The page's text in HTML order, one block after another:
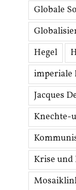
Globale
Hegel
imperiale
Jacques
Knechte-
Krise und